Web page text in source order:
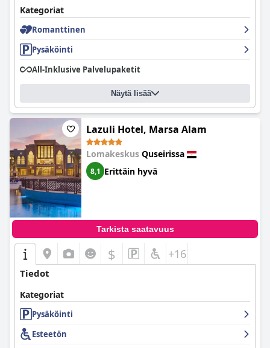
Kategoriat
Romanttinen
Pysäköinti
All-Inklusive Palvelupaketit
Näytä lisää
Lazuli Hotel, Marsa Alam
Lomakeskus Quseirissa
8,1 Erittäin hyvä
Tarkista saatavuus
$ +16
Tiedot
Kategoriat
Pysäköinti
Esteetön